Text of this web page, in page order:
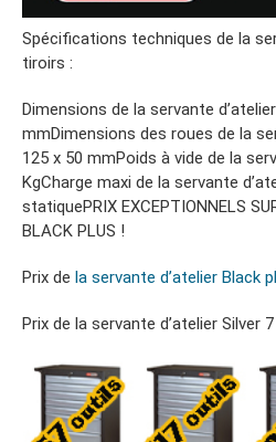
Spécifications techniques de la
tiroirs :
Dimensions de la servante
mmDimensions des roues de la
125 x 50 mmPoids à vide de la
KgCharge maxi de la servante
statiquePRIX EXCEPTIONNELS
BLACK PLUS !
Prix de la servante d’atelier Black
Prix de la servante d’atelier Silver